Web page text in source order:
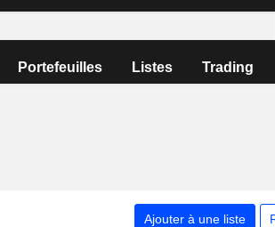
Portefeuilles Listes Trading
Ajouter à une liste